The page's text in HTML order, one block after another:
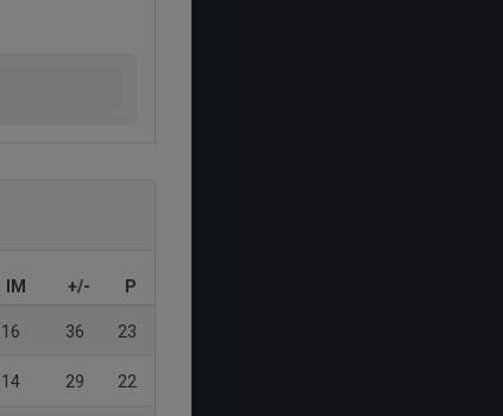
IM +/- P
16 36 23
14 29 22